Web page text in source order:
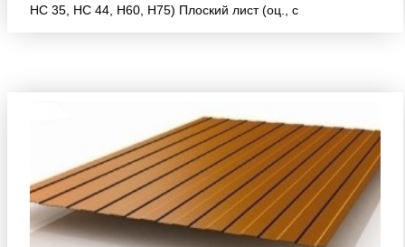
НС 35, НС 44, Н60, Н75) Плоский лист (оц., с